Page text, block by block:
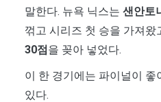
말한다. 뉴욕 닉스는 샌안토
꺾고 시리즈 첫 승을 가져왔
30점을 꽂아 넣었다.
이 한 경기에는 파이널이 좋
있다.